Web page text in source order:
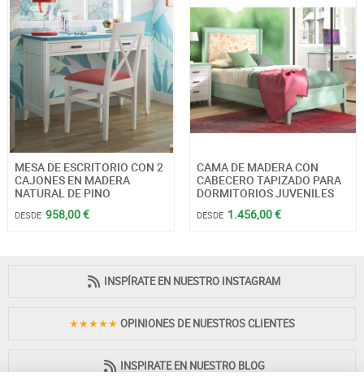
MESA DE ESCRITORIO CON 2
CAJONES EN MADERA
NATURAL DE PINO
DESDE 958,00 €
CAMA DE MADERA CON
CABECERO TAPIZADO PARA
DORMITORIOS JUVENILES
DESDE 1.456,00 €
INSPÍRATE EN NUESTRO INSTAGRAM
★★★★★ OPINIONES DE NUESTROS CLIENTES
INSPIRATE EN NUESTRO BLOG